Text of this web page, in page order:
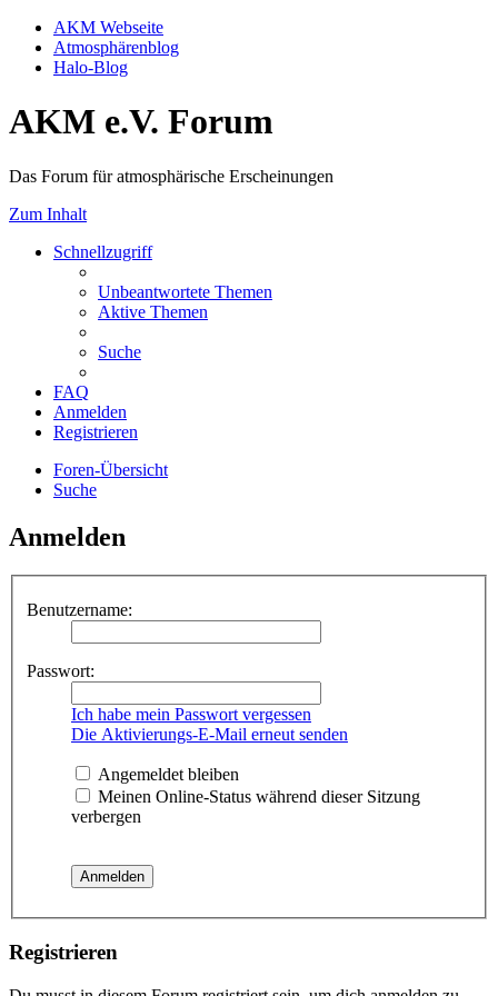
AKM Webseite
Atmosphärenblog
Halo-Blog
AKM e.V. Forum
Das Forum für atmosphärische Erscheinungen
Zum Inhalt
Schnellzugriff
Unbeantwortete Themen
Aktive Themen
Suche
FAQ
Anmelden
Registrieren
Foren-Übersicht
Suche
Anmelden
Benutzername:
Passwort:
Ich habe mein Passwort vergessen
Die Aktivierungs-E-Mail erneut senden
Angemeldet bleiben
Meinen Online-Status während dieser Sitzung
verbergen
Registrieren